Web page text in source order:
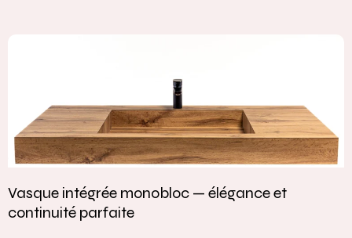
Vasque intégrée monobloc — élégance et
continuité parfaite